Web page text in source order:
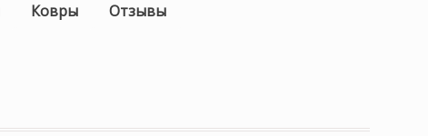
Ковры
Отзывы